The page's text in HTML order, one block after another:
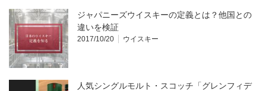
ジャパニーズウイスキーの定義とは？他国との
違いを検証
2017/10/20 ウイスキー
人気シングルモルト・スコッチ「グレンフィデ